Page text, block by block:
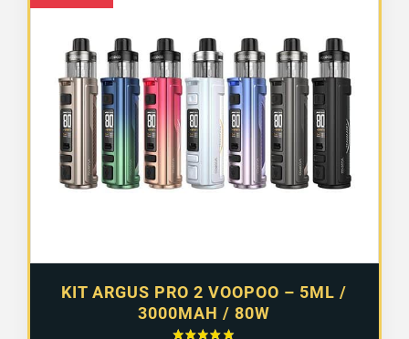
KIT ARGUS PRO 2 VOOPOO – 5ML /
3000MAH / 80W